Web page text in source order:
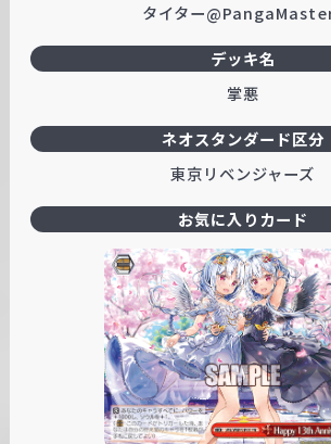
タイター
デッキ名
掌悪
ネオスタンダード区分
東京リベンジャーズ
お気に入りカード